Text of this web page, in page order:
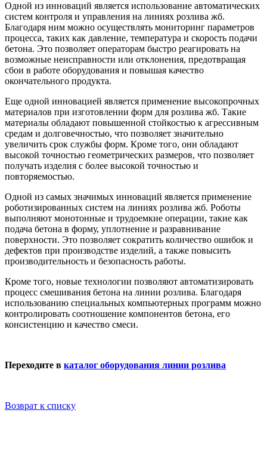
Одной из инноваций является использование автоматических
систем контроля и управления на линиях розлива жб.
Благодаря ним можно осуществлять мониторинг параметров
процесса, таких как давление, температура и скорость подачи
бетона. Это позволяет операторам быстро реагировать на
возможные неисправности или отклонения, предотвращая
сбои в работе оборудования и повышая качество
окончательного продукта.
Еще одной инновацией является применение высокопрочных
материалов при изготовлении форм для розлива жб. Такие
материалы обладают повышенной стойкостью к агрессивным
средам и долговечностью, что позволяет значительно
увеличить срок службы форм. Кроме того, они обладают
высокой точностью геометрических размеров, что позволяет
получать изделия с более высокой точностью и
повторяемостью.
Одной из самых значимых инноваций является применение
роботизированных систем на линиях розлива жб. Роботы
выполняют монотонные и трудоемкие операции, такие как
подача бетона в форму, уплотнение и разравнивание
поверхности. Это позволяет сократить количество ошибок и
дефектов при производстве изделий, а также повысить
производительность и безопасность работы.
Кроме того, новые технологии позволяют автоматизировать
процесс смешивания бетона на линии розлива. Благодаря
использованию специальных компьютерных программ можно
контролировать соотношение компонентов бетона, его
консистенцию и качество смеси.
Переходите в каталог оборудования линии розлива
Возврат к списку